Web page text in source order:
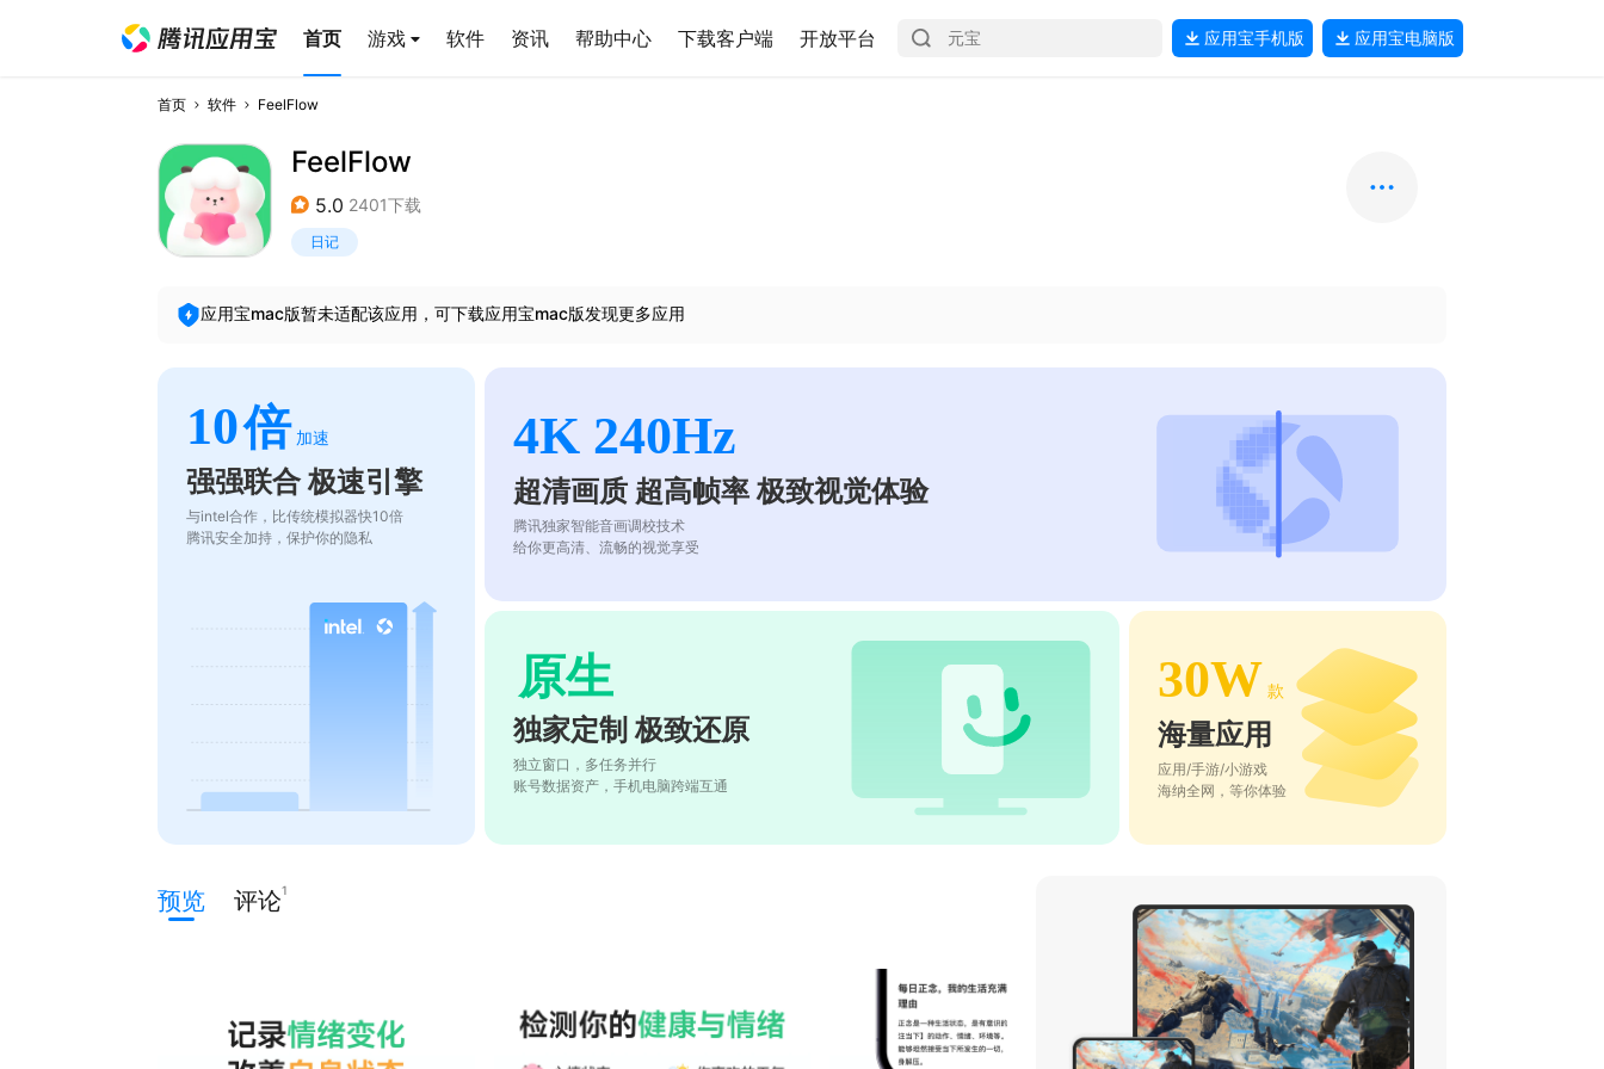
首页 游戏 软件 资讯 帮助中心 下载客户端 开放平台 应用宝手机版 应用宝电脑版
首页 软件 FeelFlow
FeelFlow
5.0 2401下载
日记
应用宝mac版暂未适配该应用，可下载应用宝mac版发现更多应用
10倍 加速
强强联合 极速引擎
与intel合作，比传统模拟器快10倍
腾讯安全加持，保护你的隐私
4K 240Hz
超清画质 超高帧率 极致视觉体验
腾讯独家智能音画调校技术
给你更高清、流畅的视觉享受
原生
独家定制 极致还原
独立窗口，多任务并行
账号数据资产，手机电脑跨端互通
30W 款
海量应用
应用/手游/小游戏
海纳全网，等你体验
预览 评论1